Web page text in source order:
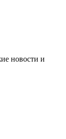
новости и